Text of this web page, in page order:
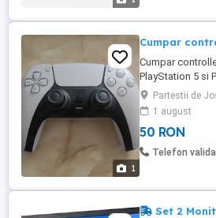
1
Cumpar
Cumpar
PlayStation 5 si
de starea lor. Ma
defecte sau
blocate,
sparte etc.).
cu poze si pretul
Partestii de
1 august
50 RON
Telefon
Set 2